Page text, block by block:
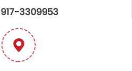
3309953